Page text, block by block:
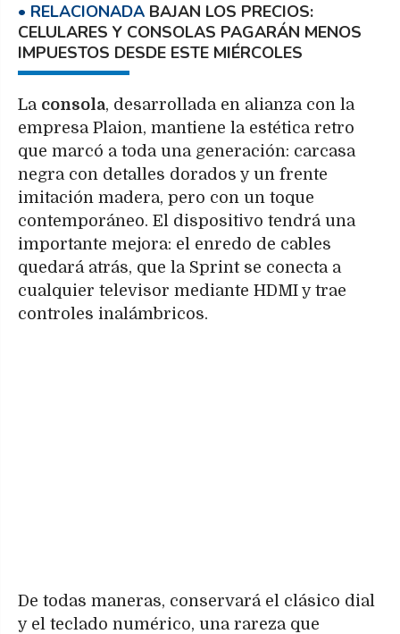
BAJAN LOS PRECIOS:
CELULARES Y CONSOLAS PAGARÁN MENOS
IMPUESTOS DESDE ESTE MIÉRCOLES
La consola, desarrollada en alianza con la
empresa Plaion, mantiene la estética retro
que marcó a toda una generación: carcasa
negra con detalles dorados y un frente
imitación madera, pero con un toque
contemporáneo. El dispositivo tendrá una
importante mejora: el enredo de cables
quedará atrás, que la Sprint se conecta a
cualquier televisor mediante HDMI y trae
controles inalámbricos.
De todas maneras, conservará el clásico dial
y el teclado numérico, una rareza que